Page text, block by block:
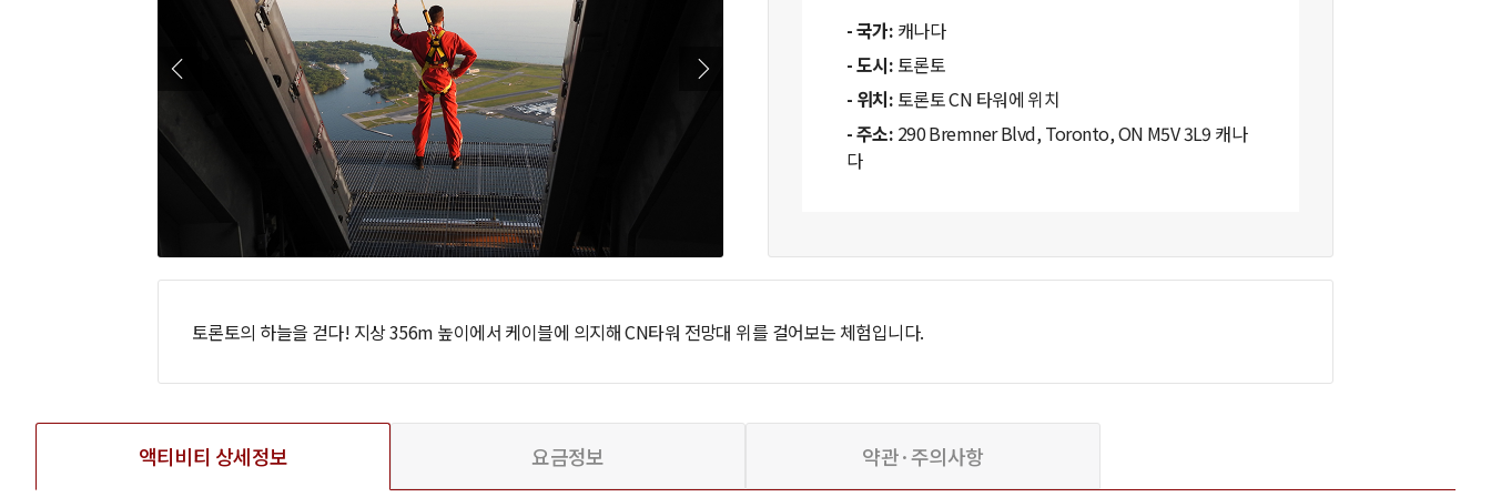
- 국가: 캐나다
- 도시: 토론토
- 위치: 토론토 CN 타워에 위치
- 주소: 290 Bremner Blvd, Toronto, ON M5V 3L9 캐나
다
토론토의 하늘을 걷다! 지상 356m 높이에서 케이블에 의지해 CN타워 전망대 위를 걸어보는 체험입니다.
액티비티 상세정보 요금정보 약관·주의사항